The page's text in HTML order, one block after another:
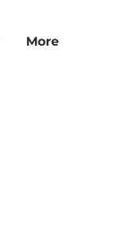
More